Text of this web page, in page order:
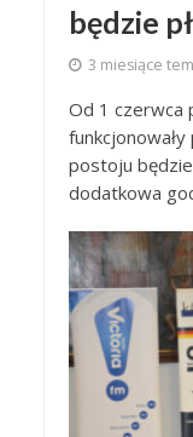
będzie
3 miesiące
Od 1 czerwca
postoju
dodatkowa